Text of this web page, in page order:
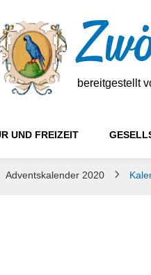
bereitgestellt
UND FREIZEIT
Adventskalender 2020